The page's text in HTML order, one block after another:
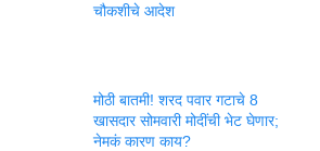
चौकशीचे आदेश
मोठी बातमी! शरद पवार गटाचे 8
खासदार सोमवारी मोदींची भेट घेणार;
नेमकं कारण काय?